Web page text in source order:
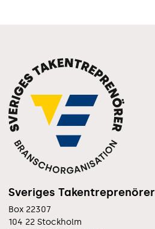
Sveriges Takentreprenörer
Box 22307
104 22 Stockholm